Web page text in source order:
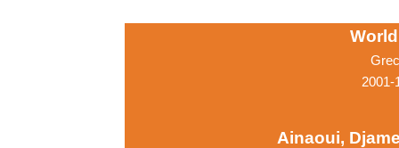
2001-
Ainaoui,